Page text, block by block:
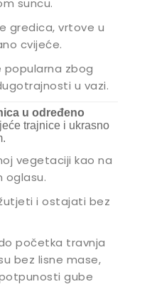
suncu.
gredica, vrtove u
cvijeće.
popularna zbog
u vazi.
u određeno
trajnice i ukrasno
vegetaciji kao na
oglasu.
i ostajati bez
početka travnja
bez lisne mase,
gube